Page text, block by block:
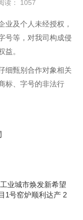
读： 1057
业及个人未经授权，
号等，对我司构成侵
益。
细甄别合作对象相关
标、字号的非法行
业城市焕发新希望
1号窑炉顺利达产 2